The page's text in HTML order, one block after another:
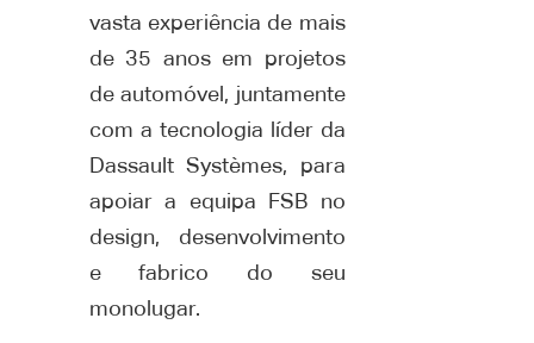
vasta experiência de mais
de 35 anos em projetos
de automóvel, juntamente
com a tecnologia líder da
Dassault Systèmes, para
apoiar a equipa FSB no
design, desenvolvimento
e fabrico do seu
monolugar.